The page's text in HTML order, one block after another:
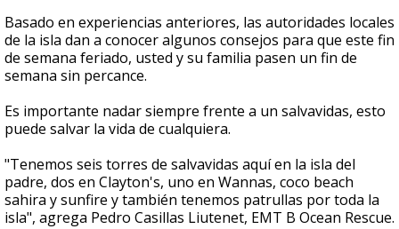
Basado en experiencias anteriores, las autoridades locales
de la isla dan a conocer algunos consejos para que este fin
de semana feriado, usted y su familia pasen un fin de
semana sin percance.
Es importante nadar siempre frente a un salvavidas, esto
puede salvar la vida de cualquiera.
"Tenemos seis torres de salvavidas aquí en la isla del
padre, dos en Clayton's, uno en Wannas, coco beach
sahira y sunfire y también tenemos patrullas por toda la
isla", agrega Pedro Casillas Liutenet, EMT B Ocean Rescue.